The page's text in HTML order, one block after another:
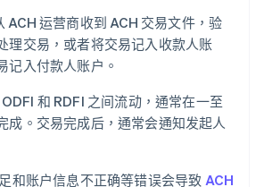
ACH 运营商收到 ACH 交易文件，验
理交易，或者将交易记入收款人账
记入付款人账户。
和 RDFI 之间流动，通常在一至
成。交易完成后，通常会通知发起人
和账户信息不正确等错误会导致 ACH